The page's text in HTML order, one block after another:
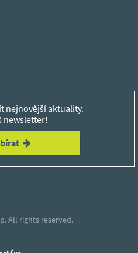
nejnovější aktuality.
newsletter!
All rights reserved.